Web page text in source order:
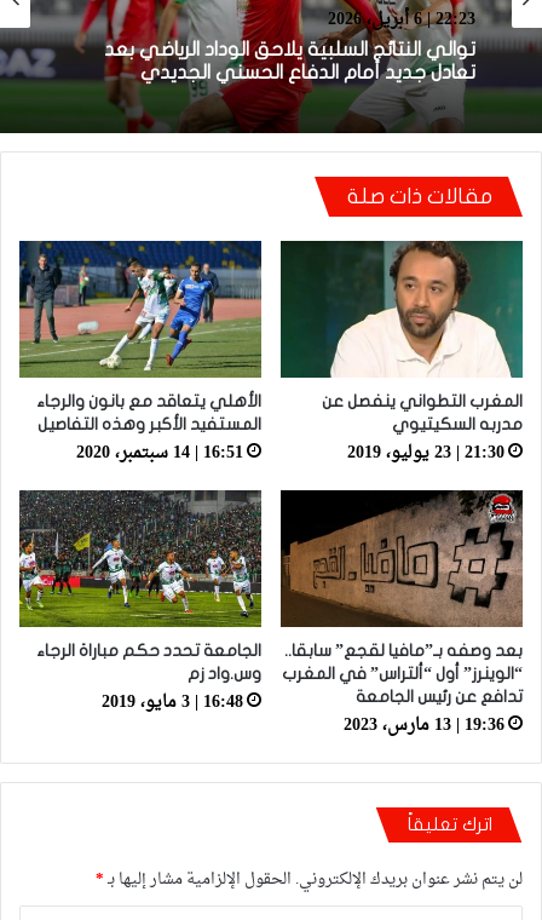
بطولة برو 1
22:23 | 6 أبريل، 2026
توالي النتائج السلبية يلاحق الوداد الرياضي بعد
22:20 | 5 أبريل، 2026
نهضة بركان يخرج بنقطة من فاس والجيش الملكي
يتوقف أمام الكوكب المراكشي
مقالات ذات صلة
المغرب التطواني ينفصل عن
مدربه السكيتيوي
21:30 | 23 يوليو، 2019
الأهلي يتعاقد مع بانون والرجاء
المستفيد الأكبر وهذه التفاصيل
16:51 | 14 سبتمبر، 2020
بعد وصفه بـ”مافيا لقجع” سابقا..
“الوينرز” أول “ألتراس” في المغرب
تدافع عن رئيس الجامعة
19:36 | 13 مارس، 2023
الجامعة تحدد حكم مباراة الرجاء
وس.واد زم
16:48 | 3 مايو، 2019
اترك تعليقاً
لن يتم نشر عنوان بريدك الإلكتروني. الحقول الإلزامية مشار إليها بـ*